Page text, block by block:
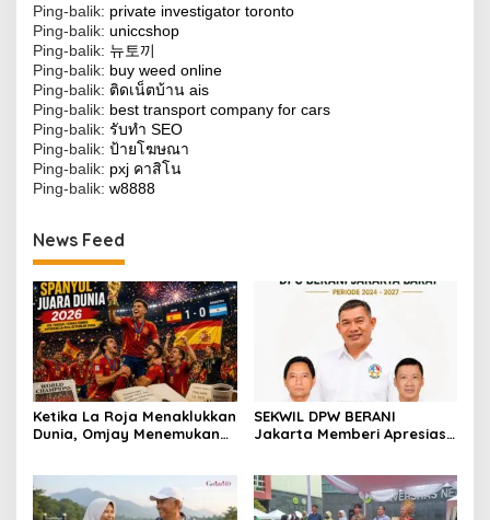
Ping-balik: private investigator toronto
Ping-balik: uniccshop
Ping-balik: 뉴토끼
Ping-balik: buy weed online
Ping-balik: ติดเน็ตบ้าน ais
Ping-balik: best transport company for cars
Ping-balik: รับทำ SEO
Ping-balik: ป้ายโฆษณา
Ping-balik: pxj คาสิโน
Ping-balik: w8888
News Feed
Ketika La Roja Menaklukkan
Dunia, Omjay Menemukan
SEKWIL DPW BERANI
Jakarta Memberi Apresiasi
BERANI Jakarta